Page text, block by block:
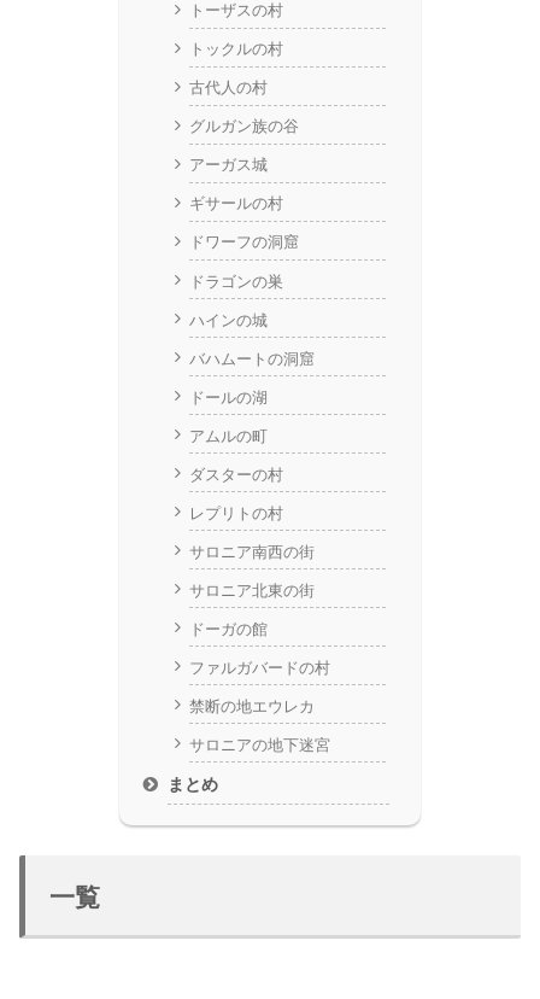
トーザスの村
トックルの村
古代人の村
グルガン族の谷
アーガス城
ギサールの村
ドワーフの洞窟
ドラゴンの巣
ハインの城
バハムートの洞窟
ドールの湖
アムルの町
ダスターの村
レプリトの村
サロニア南西の街
サロニア北東の街
ドーガの館
ファルガバードの村
禁断の地エウレカ
サロニアの地下迷宮
まとめ
一覧